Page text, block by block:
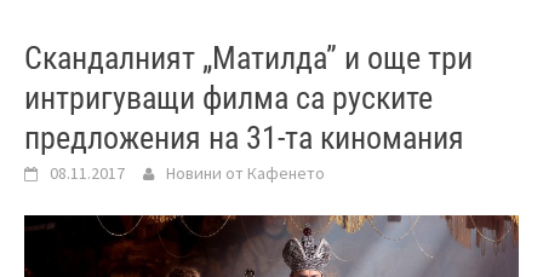
Скандалният „Матилда” и още три
интригуващи филма са руските
предложения на 31-та киномания
08.11.2017 Новини от Кафенето